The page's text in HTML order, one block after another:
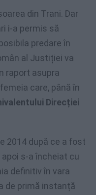
din Trani. Dar
i-a permis să
predare în
al Justiției va
raport asupra
care, până în
Direcției
2014 după ce a fost
s-a încheiat cu
definitiv în vara
de primă instanță